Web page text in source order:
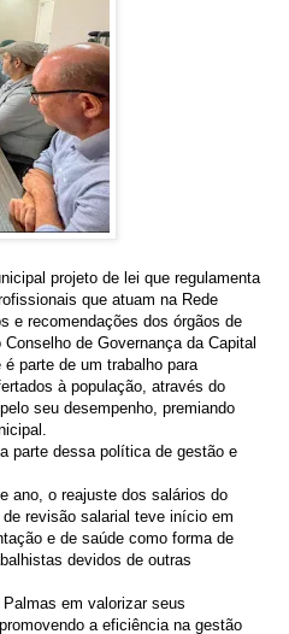
projeto de lei que regulamenta
que atuam na Rede
e recomendações dos órgãos de
de Governança da Capital
parte de um trabalho para
à população, através do
seu desempenho, premiando
parte dessa política de gestão e
ano, o reajuste dos salários do
revisão salarial teve início em
e de saúde como forma de
devidos de outras
em valorizar seus
a eficiência na gestão